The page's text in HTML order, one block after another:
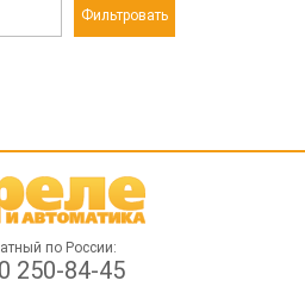
Фильтровать
по России:
250-84-45